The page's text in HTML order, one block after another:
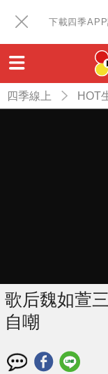
下載四季
四季線上 HOT
歌后魏如萱
自嘲